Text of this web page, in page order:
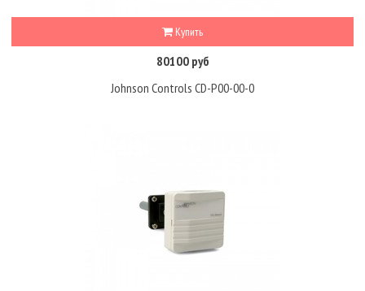
Купить
80100 руб
Johnson Controls CD-P00-00-0